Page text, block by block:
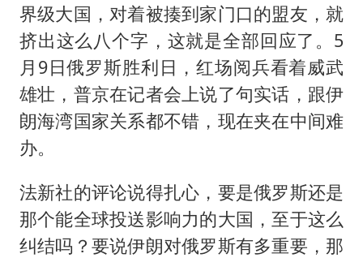
界级大国，对着被揍到家门口的盟友，就
挤出这么八个字，这就是全部回应了。5
月9日俄罗斯胜利日，红场阅兵看着威武
雄壮，普京在记者会上说了句实话，跟伊
朗海湾国家关系都不错，现在夹在中间难
办。
法新社的评论说得扎心，要是俄罗斯还是
那个能全球投送影响力的大国，至于这么
纠结吗？要说伊朗对俄罗斯有多重要，那